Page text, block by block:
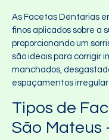
As Facetas Dentarias
finos aplicados sobre a
proporcionando um
são ideais para corrigir
manchados,
espaçamentos
Tipos de
São Mateus